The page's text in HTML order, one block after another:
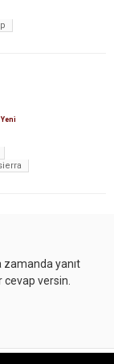
Yeni
zamanda yanıt
cevap versin.